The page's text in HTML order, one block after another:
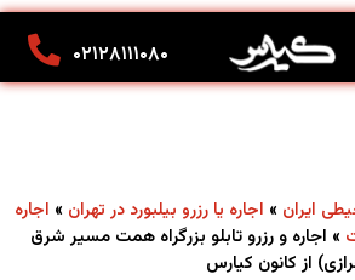
۰۲۱۲۸۱۱۱۰۸۰
ایران » اجاره یا رزرو بیلبورد در تهران » اجاره
» اجاره و رزرو تابلو بزرگراه همت مسیر شرق
از کانون کیارس